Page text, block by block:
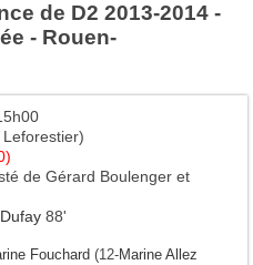
de D2 2013-2014 -
- Rouen-
de Gérard Boulenger et
88'
Fouchard (12-Marine Allez